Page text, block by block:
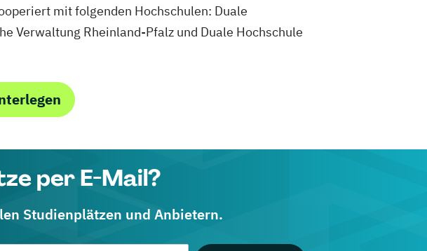
mit folgenden Hochschulen: Duale
Verwaltung Rheinland-Pfalz und Duale Hochschule
per E-Mail?
Studienplätzen und Anbietern.